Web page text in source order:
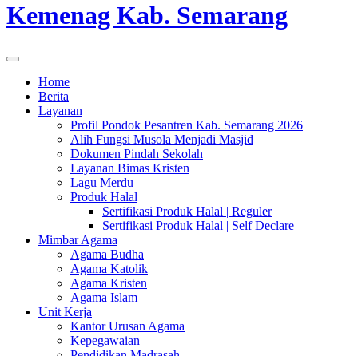
Kemenag Kab. Semarang
Home
Berita
Layanan
Profil Pondok Pesantren Kab. Semarang 2026
Alih Fungsi Musola Menjadi Masjid
Dokumen Pindah Sekolah
Layanan Bimas Kristen
Lagu Merdu
Produk Halal
Sertifikasi Produk Halal | Reguler
Sertifikasi Produk Halal | Self Declare
Mimbar Agama
Agama Budha
Agama Katolik
Agama Kristen
Agama Islam
Unit Kerja
Kantor Urusan Agama
Kepegawaian